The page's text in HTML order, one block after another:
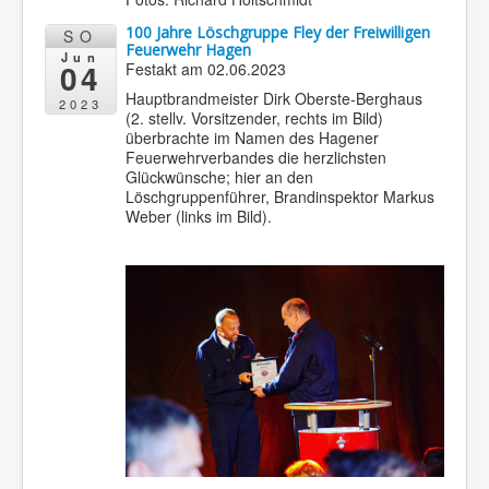
SO
Jun
04
2023
100 Jahre Löschgruppe Fley der Freiwilligen
Feuerwehr Hagen
Festakt am 02.06.2023
Hauptbrandmeister Dirk Oberste-Berghaus
(2. stellv. Vorsitzender, rechts im Bild)
überbrachte im Namen des Hagener
Feuerwehrverbandes die herzlichsten
Glückwünsche; hier an den
Löschgruppenführer, Brandinspektor Markus
Weber (links im Bild).